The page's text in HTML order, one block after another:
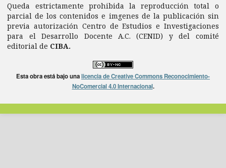
Queda estrictamente prohibida la reproducción total o
parcial de los contenidos e imgenes de la publicación sin
previa autorización Centro de Estudios e Investigaciones
para el Desarrollo Docente A.C. (CENID) y del comité
editorial de CIBA.
Esta obra está bajo unalicencia de Creative Commons Reconocimiento-
NoComercial 4.0 Internacional.